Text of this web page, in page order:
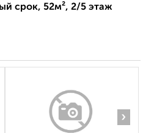
срок, 52м², 2/5 этаж
›